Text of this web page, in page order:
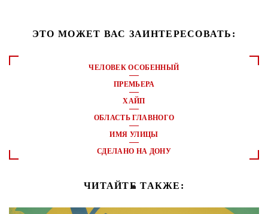
ЭТО МОЖЕТ ВАС ЗАИНТЕРЕСОВАТЬ:
ЧЕЛОВЕК ОСОБЕННЫЙ
ПРЕМЬЕРА
ХАЙП
ОБЛАСТЬ ГЛАВНОГО
ИМЯ УЛИЦЫ
СДЕЛАНО НА ДОНУ
ЧИТАЙТЕ ТАКЖЕ: